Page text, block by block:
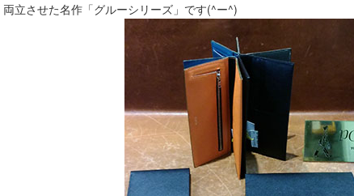
両立させた名作「グルーシリーズ」です(^ー^)